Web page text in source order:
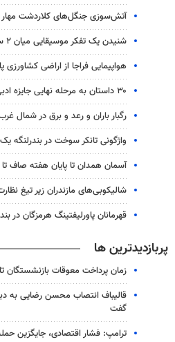
آتش‌سوزی جنگل‌های کلاردشت مهار
شنیدن یک تفکر موسیقایی میان ۲ سنت؛ آلبوم «رسم» منتشر شد
هواپیمایی فراجا از اراضی
۳۰ داستان به مرحله نهایی جایزه ادبی «ارغوان» رسیدند
رگبار باران و رعد و برق در شمال
واژگونی تانکر سوخت در
آسمان همدان تا پایان هفته صاف
شالیکوبی‌های مازندران زیر تیغ
قهرمانان پاورلیفتینگ هرمزگان در
پربازدیدترین ها
زمان پرداخت معوقات بازنشستگان
قالیباف انتصاب محسن رضایی به
گفت
ترامپ: فشار اقتصادی، جایگزین